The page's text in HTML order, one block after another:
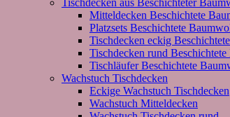
Mitteldecken Beschichtete
Platzsets Beschichtete
Tischdecken eckig
Tischdecken rund
Tischläufer Beschichtete
Wachstuch Tischdecken
Eckige Wachstuch Tischdecken
Wachstuch Mitteldecken